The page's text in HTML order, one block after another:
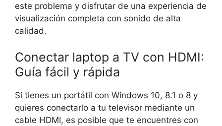
este problema y disfrutar de una experiencia de
visualización completa con sonido de alta
calidad.
Conectar laptop a TV con HDMI:
Guía fácil y rápida
Si tienes un portátil con Windows 10, 8.1 o 8 y
quieres conectarlo a tu televisor mediante un
cable HDMI, es posible que te encuentres con